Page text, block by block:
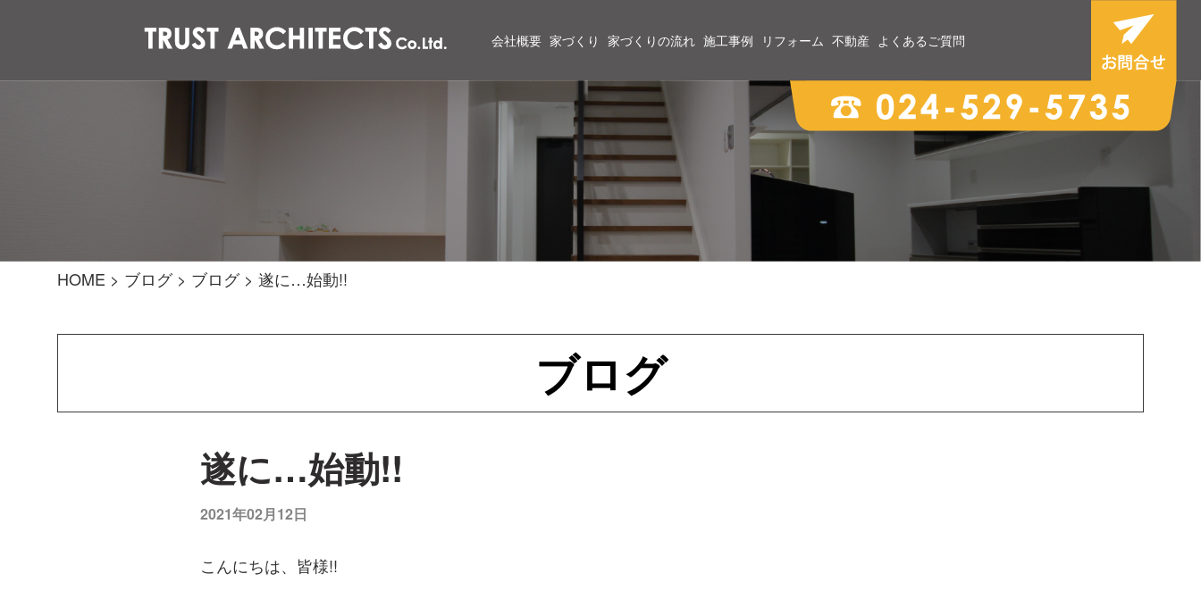
会社概要 家づくり 家づくりの流れ 施工事例 リフォーム 不動産 よくあるご質問
HOME > ブログ> ブログ> 遂に…始動!!
ブログ
遂に…始動!!
2021年02月12日
こんにちは、皆様!!